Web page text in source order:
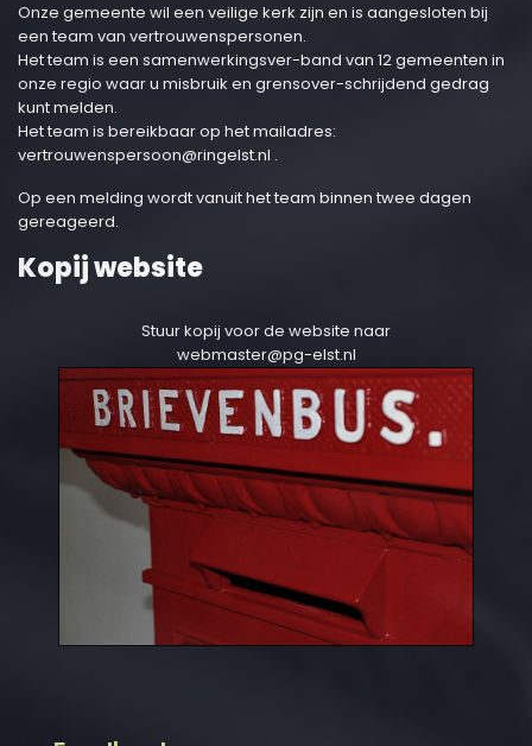
Onze gemeente wil een veilige kerk zijn en is aangesloten bij
een team van vertrouwenspersonen.
Het team is een samenwerkingsver-band van 12 gemeenten in
onze regio waar u misbruik en grensover-schrijdend gedrag
kunt melden.
Het team is bereikbaar op het mailadres:
vertrouwenspersoon@ringelst.nl .
Op een melding wordt vanuit het team binnen twee dagen
gereageerd.
Kopij website
Stuur kopij voor de website naar
webmaster@pg-elst.nl